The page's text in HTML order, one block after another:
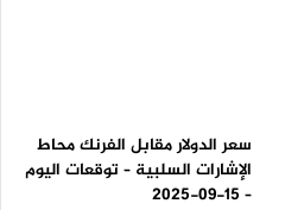
سعر الدولار مقابل الفرنك محاط
الإشارات السلبية – توقعات اليوم
– 15-09-2025